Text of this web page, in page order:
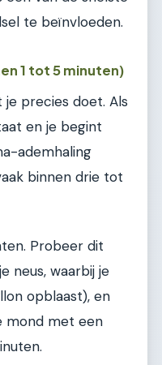
te beïnvloeden.
1 tot 5 minuten)
precies doet. Als
en je begint
ademhaling
binnen drie tot
Probeer dit
neus, waarbij je
opblaast), en
mond met een